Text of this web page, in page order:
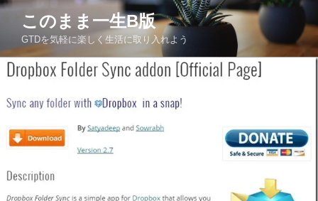
コ
ン
ツ
ス
キ
ッ
このまま一生Β版
GTDを気軽に楽しく生活に取り入れよう